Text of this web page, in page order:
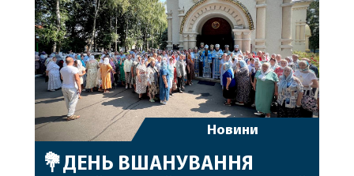
архіпастирському служінні. […]
Новини
💐ДЕНЬ ВШАНУВАННЯ